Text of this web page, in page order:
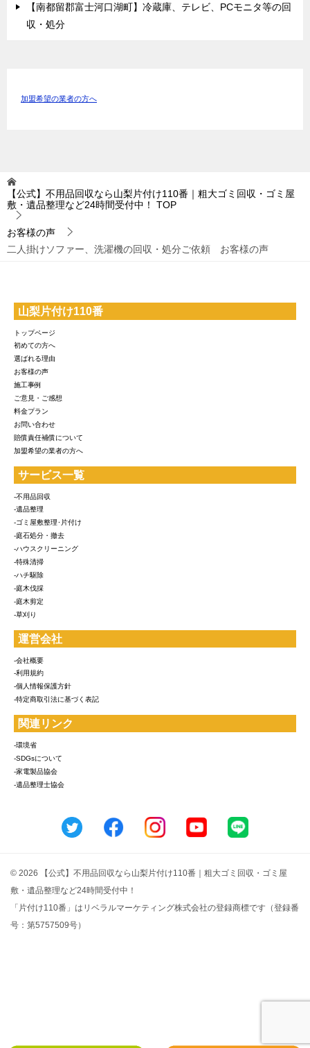
【南都留郡富士河口湖町】冷蔵庫、テレビ、PCモニタ等の回
収・処分
加盟希望の業者の方へ
【公式】不用品回収なら山梨片付け110番｜粗大ゴミ回収・ゴミ屋
敷・遺品整理など24時間受付中！
TOP
お客様の声
二人掛けソファー、洗濯機の回収・処分ご依頼 お客様の声
山梨片付け110番
トップページ
初めての方へ
選ばれる理由
お客様の声
施工事例
ご意見・ご感想
料金プラン
お問い合わせ
賠償責任補償について
加盟希望の業者の方へ
サービス一覧
-不用品回収
-遺品整理
-ゴミ屋敷整理･片付け
-庭石処分・撤去
-ハウスクリーニング
-特殊清掃
-ハチ駆除
-庭木伐採
-庭木剪定
-草刈り
運営会社
-会社概要
-利用規約
-個人情報保護方針
-特定商取引法に基づく表記
関連リンク
-環境省
-SDGsについて
-家電製品協会
-遺品整理士協会
© 2026 【公式】不用品回収なら山梨片付け110番｜粗大ゴミ回収・ゴミ屋
敷・遺品整理など24時間受付中！
「片付け110番」はリベラルマーケティング株式会社の登録商標です（登録番
号：第5757509号）